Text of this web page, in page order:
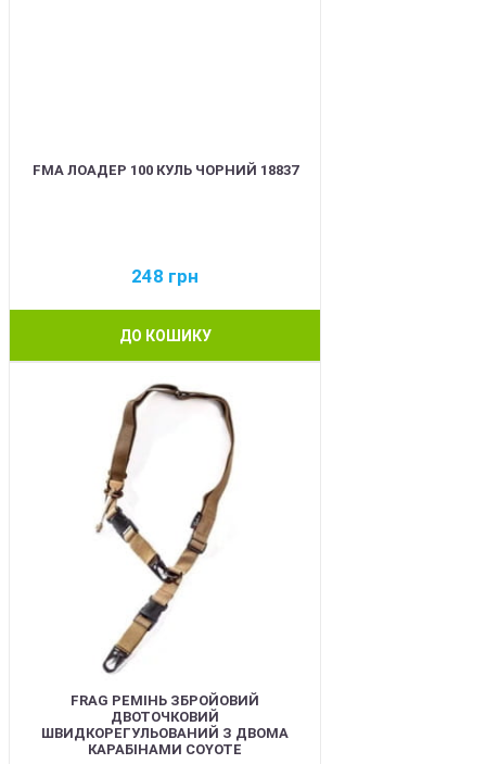
FMA ЛОАДЕР 100 КУЛЬ ЧОРНИЙ 18837
248 грн
ДО КОШИКУ
FRAG РЕМІНЬ ЗБРОЙОВИЙ
ДВОТОЧКОВИЙ
ШВИДКОРЕГУЛЬОВАНИЙ З ДВОМА
КАРАБІНАМИ COYOTE